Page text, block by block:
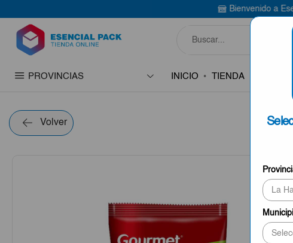
Bienvenido a Esencial Pack
PROVINCIAS INICIO TIENDA
Volver